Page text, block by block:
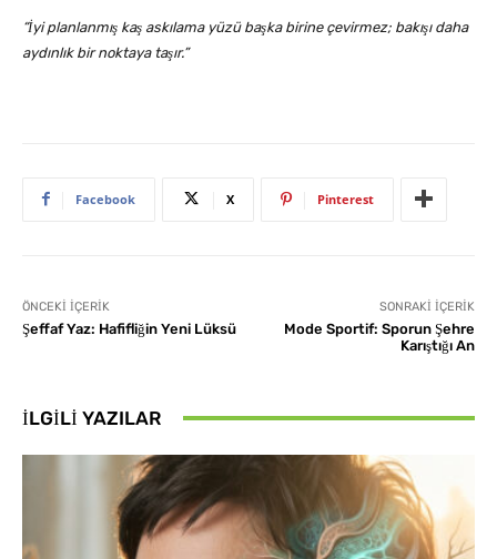
“İyi planlanmış kaş askılama yüzü başka birine çevirmez; bakışı daha
aydınlık bir noktaya taşır.”
Facebook X Pinterest
ÖNCEKI İÇERIK
Şeffaf Yaz: Hafifliğin Yeni Lüksü
SONRAKI İÇERIK
Mode Sportif: Sporun Şehre
Karıştığı An
İLGILI YAZILAR